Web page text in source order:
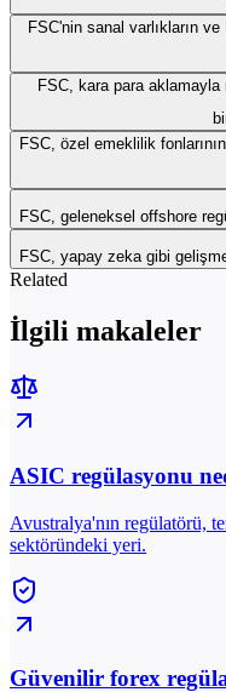
FSC'nin sanal varlıkların
FSC, kara para
FSC, özel emeklilik
FSC, geleneksel offshore
FSC, yapay zeka gibi
Related
İlgili makaleler
ASIC regülasyonu
Avustralya'nın regülatörü,
sektöründeki yeri.
Güvenilir forex